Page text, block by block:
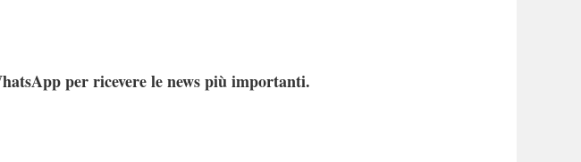
per ricevere le news più importanti.